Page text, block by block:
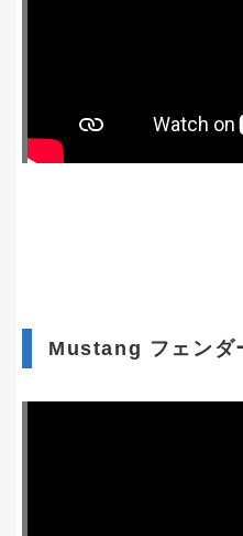
Mustang フェンダ